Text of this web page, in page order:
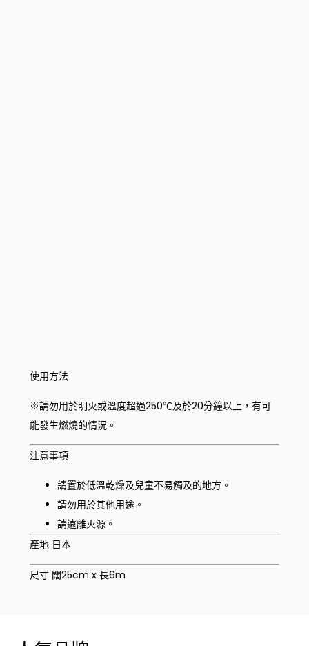
使用方法
※請勿用於明火或溫度超過250℃及於20分鐘以上，有可
能發生燃燒的情況。
注意事項
請置於低溫乾燥及兒童不易觸及的地方。
請勿用於其他用途。
請遠離火源。
產地 日本
尺寸 闊25cm x 長6m